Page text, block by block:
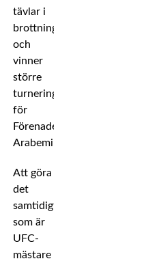
tävlar i
brottning
och
vinner
större
turneringar
för
Förenade
Arabemiraten.
Att göra
det
samtidigt
som är
UFC-
mästare